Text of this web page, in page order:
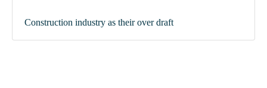
Construction industry as their over draft